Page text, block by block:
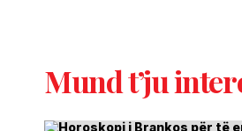
Mund t’ju